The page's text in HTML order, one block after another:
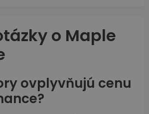
o Maple
ovplyvňujú cenu